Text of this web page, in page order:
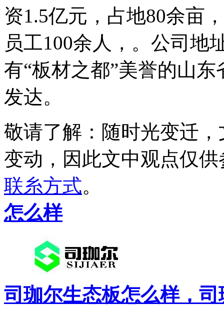
资1.5亿元，占地80余亩
员工100余人，。公司地
有“板材之都”美誉的山
发达。
敬请了解 ：随时光变迁
变动，因此文中观点仅供
联糸方式。
怎么样
司珈尔生态板怎么样，